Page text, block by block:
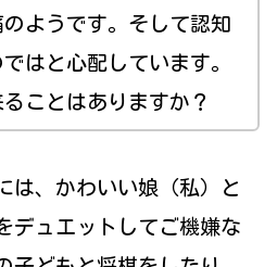
ようです。そして認知
はと心配しています。
ことはありますか？
は、かわいい娘（私）と
デュエットしてご機嫌な